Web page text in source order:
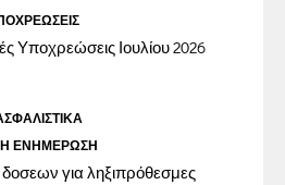
Υποχρεώσεις Ιουλίου 2026
ΕΝΗΜΈΡΩΣΗ
για ληξιπρόθεσμες